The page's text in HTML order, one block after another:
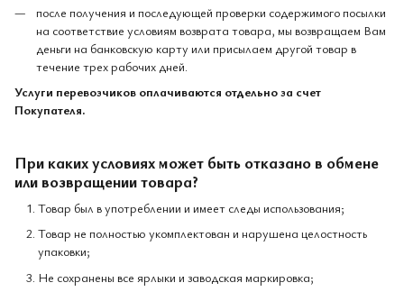
после получения и последующей проверки содержимого посылки
на соответствие условиям возврата товара, мы возвращаем Вам
деньги на банковскую карту или присылаем другой товар в
течение трех рабочих дней.
Услуги перевозчиков оплачиваются отдельно за счет
Покупателя.
При каких условиях может быть отказано в обмене
или возвращении товара?
Товар был в употреблении и имеет следы использования;
Товар не полностью укомплектован и нарушена целостность
упаковки;
Не сохранены все ярлыки и заводская маркировка;